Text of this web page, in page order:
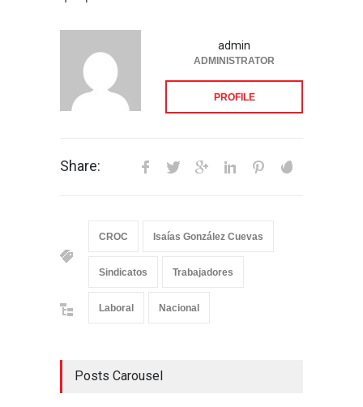
admin
ADMINISTRATOR
PROFILE
Share:
CROC Isaías González Cuevas
Sindicatos Trabajadores
Laboral Nacional
Posts Carousel